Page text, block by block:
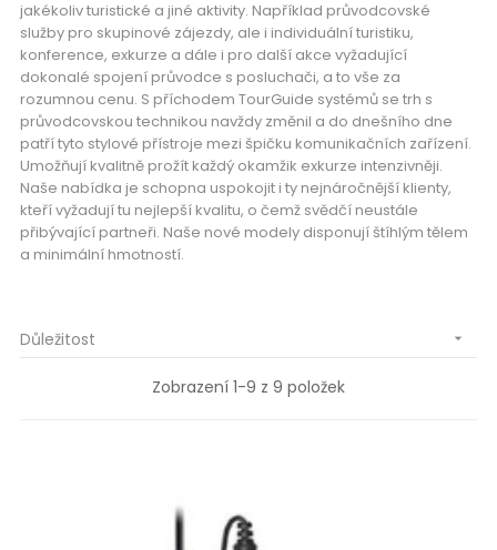
jakékoliv turistické a jiné aktivity. Například průvodcovské
služby pro skupinové zájezdy, ale i individuální turistiku,
konference, exkurze a dále i pro další akce vyžadující
dokonalé spojení průvodce s posluchači, a to vše za
rozumnou cenu. S příchodem TourGuide systémů se trh s
průvodcovskou technikou navždy změnil a do dnešního dne
patří tyto stylové přístroje mezi špičku komunikačních zařízení.
Umožňují kvalitně prožít každý okamžik exkurze intenzivněji.
Naše nabídka je schopna uspokojit i ty nejnáročnější klienty,
kteří vyžadují tu nejlepší kvalitu, o čemž svědčí neustále
přibývající partneři. Naše nové modely disponují štíhlým tělem
a minimální hmotností.
Důležitost 
Zobrazení 1-9 z 9 položek